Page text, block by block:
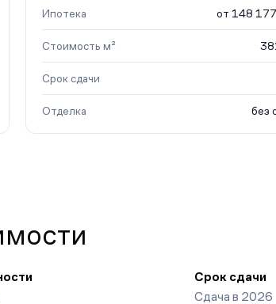
Ипотека от 148
Стоимость м²
Срок сдачи
Отделка без
Срок сдачи
Сдача в 2026